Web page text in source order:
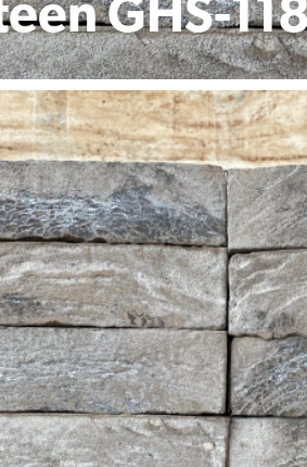
GHS-